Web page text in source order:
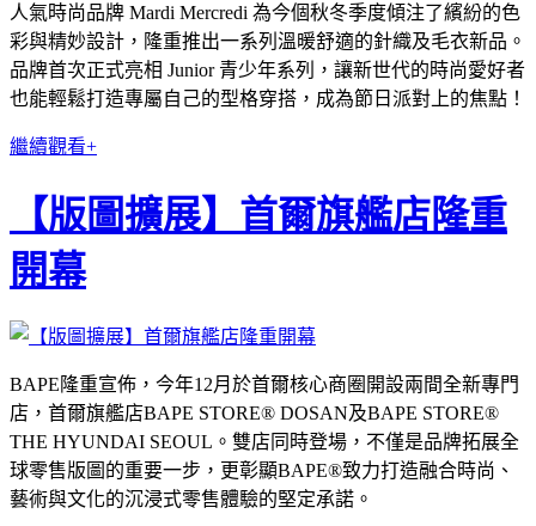
人氣時尚品牌 Mardi Mercredi 為今個秋冬季度傾注了繽紛的色
彩與精妙設計，隆重推出一系列溫暖舒適的針織及毛衣新品。
品牌首次正式亮相 Junior 青少年系列，讓新世代的時尚愛好者
也能輕鬆打造專屬自己的型格穿搭，成為節日派對上的焦點！
繼續觀看+
【版圖擴展】首爾旗艦店隆重
開幕
BAPE隆重宣佈，今年12月於首爾核心商圈開設兩間全新專門
店，首爾旗艦店BAPE STORE® DOSAN及BAPE STORE®
THE HYUNDAI SEOUL。雙店同時登場，不僅是品牌拓展全
球零售版圖的重要一步，更彰顯BAPE®致力打造融合時尚、
藝術與文化的沉浸式零售體驗的堅定承諾。